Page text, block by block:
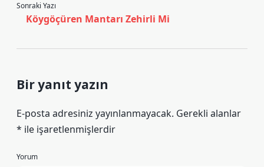
Sonraki Yazı
Köygöçüren Mantarı Zehirli Mi
Bir yanıt yazın
E-posta adresiniz yayınlanmayacak. Gerekli alanlar
* ile işaretlenmişlerdir
Yorum